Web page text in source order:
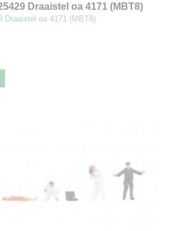
Draaistel oa 4171 (MBT8)
Draaistel oa 4171 (MBT8)